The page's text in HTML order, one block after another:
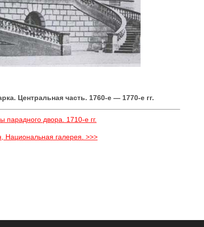
Центральная часть. 1760-е — 1770-е гг.
двора. 1710-е гг.
Национальная галерея. >>>